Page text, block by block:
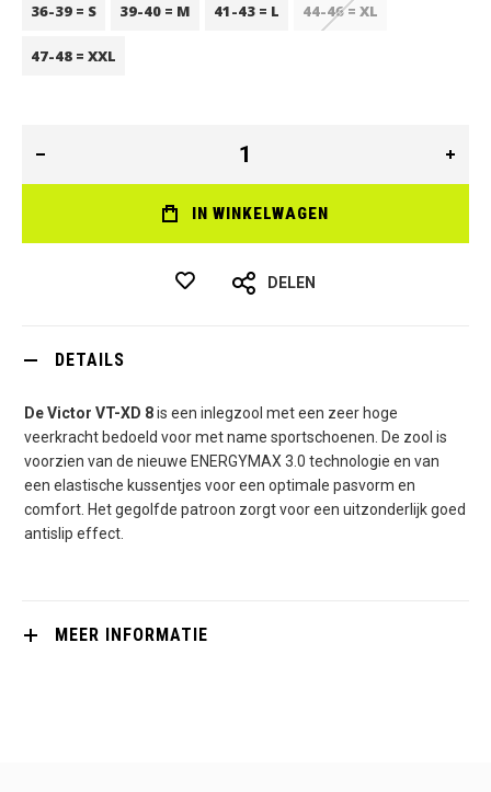
36-39 = S 39-40 = M 41-43 = L 44-46 = XL
47-48 = XXL
IN WINKELWAGEN
DELEN
DETAILS
De Victor VT-XD 8is een inlegzool met een zeer hoge
veerkracht bedoeld voor met name sportschoenen. De zool is
voorzien van de nieuwe ENERGYMAX 3.0 technologie en van
een elastische kussentjes voor een optimale pasvorm en
comfort. Het gegolfde patroon zorgt voor een uitzonderlijk goed
antislip effect.
MEER INFORMATIE